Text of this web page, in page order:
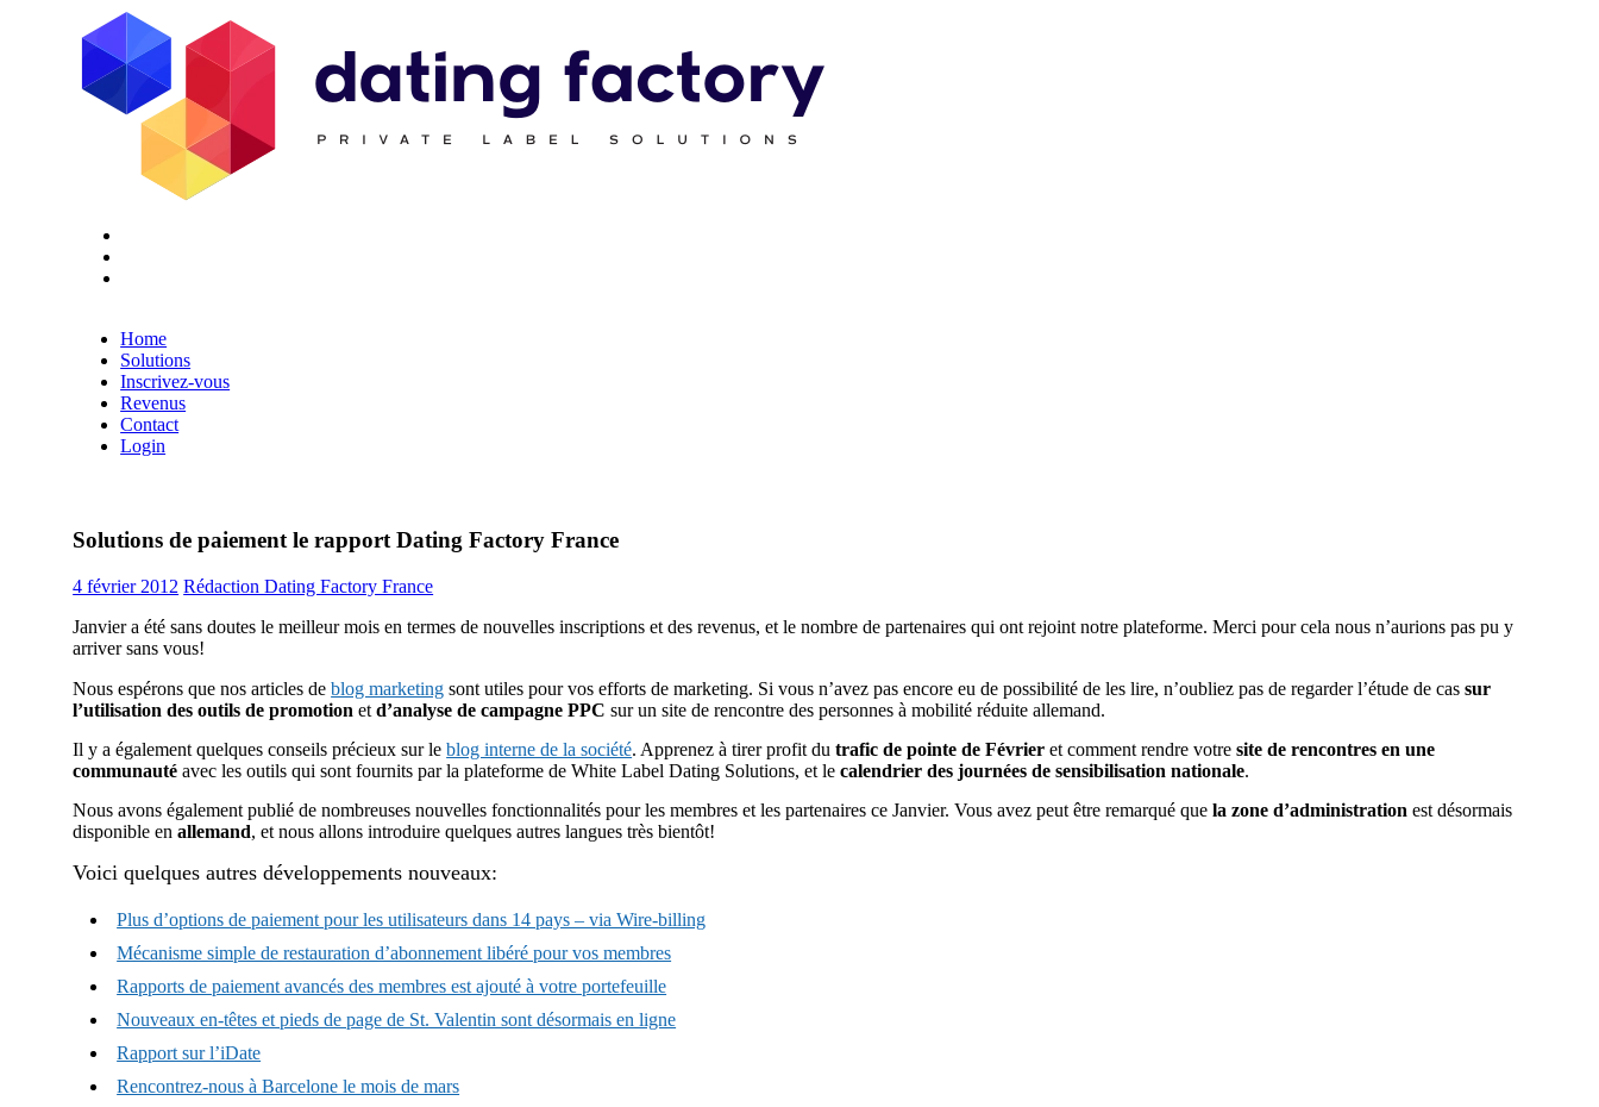
Home
Solutions
Inscrivez-vous
Revenus
Contact
Login
Solutions de paiement le rapport Dating Factory France
4 février 2012 Rédaction Dating Factory France
Janvier a été sans doutes le meilleur mois en termes de nouvelles inscriptions et des revenus, et le nombre de partenaires qui ont rejoint notre plateforme. Merci pour cela nous n’aurions pas pu y
arriver sans vous!
Nous espérons que nos articles deblog marketing sont utiles pour vos efforts de marketing. Si vous n’avez pas encore eu de possibilité de les lire, n’oubliez pas de regarder l’étude de cassur
l’utilisation des outils de promotion etd’analyse de campagne PPC sur un site de rencontre des personnes à mobilité réduite allemand.
Il y a également quelques conseils précieux sur leblog interne de la société. Apprenez à tirer profit dutrafic de pointe de Février et comment rendre votresite de rencontres en une
communauté avec les outils qui sont fournits par la plateforme de White Label Dating Solutions, et lecalendrier des journées de sensibilisation nationale.
Nous avons également publié de nombreuses nouvelles fonctionnalités pour les membres et les partenaires ce Janvier. Vous avez peut être remarqué quela zone d’administration est désormais
disponible enallemand, et nous allons introduire quelques autres langues très bientôt!
Voici quelques autres développements nouveaux:
Plus d’options de paiement pour les utilisateurs dans 14 pays – via Wire-billing
Mécanisme simple de restauration d’abonnement libéré pour vos membres
Rapports de paiement avancés des membres est ajouté à votre portefeuille
Nouveaux en-têtes et pieds de page de St. Valentin sont désormais en ligne
Rapport sur l’iDate
Rencontrez-nous à Barcelone le mois de mars